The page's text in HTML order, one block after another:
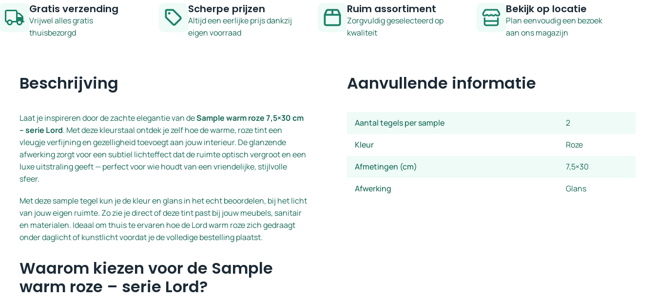
serie
Lord
aantal
Gratis verzending
Vrijwel alles gratis
thuisbezorgd
Scherpe prijzen
Altijd een eerlijke prijs dankzij
eigen voorraad
Ruim assortiment
Zorgvuldig geselecteerd op
kwaliteit
Bekijk op locatie
Plan eenvoudig een bezoek
aan ons magazijn
Beschrijving
Laat je inspireren door de zachte elegantie van deSample warm roze 7,5×30 cm
– serie Lord. Met deze kleurstaal ontdek je zelf hoe de warme, roze tint een
vleugje verfijning en gezelligheid toevoegt aan jouw interieur. De glanzende
afwerking zorgt voor een subtiel lichteffect dat de ruimte optisch vergroot en een
luxe uitstraling geeft — perfect voor wie houdt van een vriendelijke, stijlvolle
sfeer.
Met deze sample tegel kun je de kleur en glans in het echt beoordelen, bij het licht
van jouw eigen ruimte. Zo zie je direct of deze tint past bij jouw meubels, sanitair
en materialen. Ideaal om thuis te ervaren hoe de Lord warm roze zich gedraagt
onder daglicht of kunstlicht voordat je de volledige bestelling plaatst.
Waarom kiezen voor de Sample
warm roze – serie Lord?
Aanvullende informatie
Aantal tegels per sample 2
Kleur Roze
Afmetingen (cm) 7,5×30
Afwerking Glans